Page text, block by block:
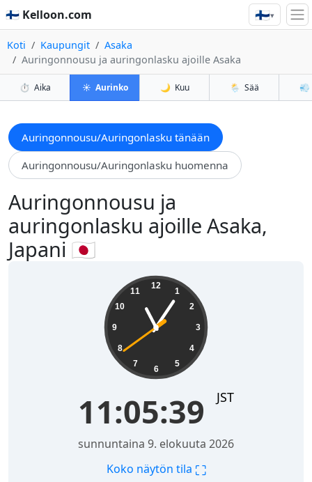
🇫🇮 Kelloon.com 🇫🇮▾
Koti Kaupungit
Asaka
Auringonnousu ja auringonlasku ajoille Asaka
⏱️ Aika ☀️ Aurinko 🌙 Kuu 🌦️ Sää 💨
Auringonnousu/Auringonlasku tänään
Auringonnousu/Auringonlasku huomenna
Auringonnousu ja
auringonlasku ajoille Asaka,
Japani 🇯🇵
12
1
2
3
4
5
6
7
8
9
10
11
11:05:40 JST
sunnuntaina 9. elokuuta 2026
Koko näytön tila ⛶